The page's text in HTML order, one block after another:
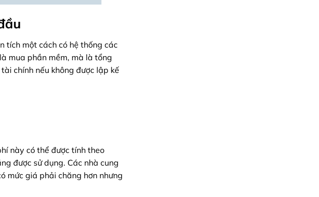
tích một cách có hệ thống các
mua phần mềm, mà là tổng
chính nếu không được lập kế
này có thể được tính theo
được sử dụng. Các nhà cung
mức giá phải chăng hơn nhưng